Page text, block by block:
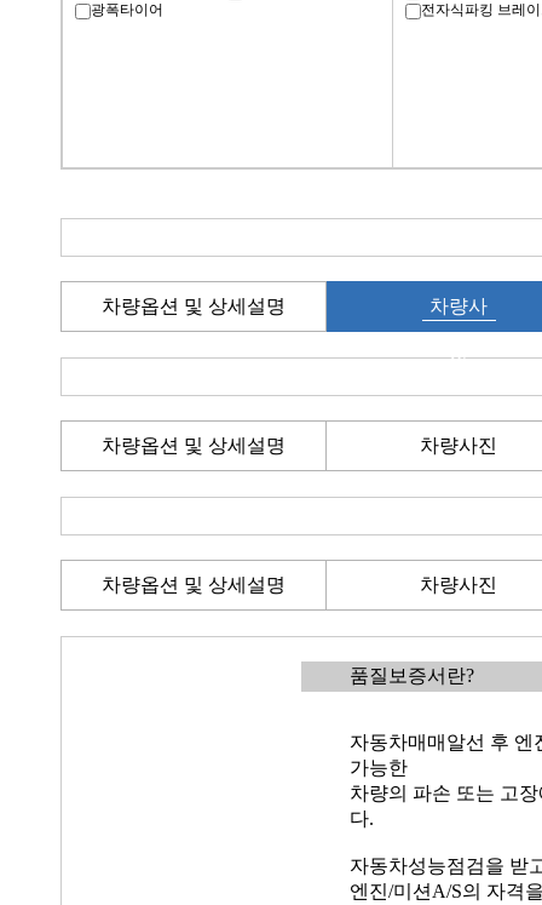
광폭타이어
전자식파킹 브레
차량옵션 및 상세설명 차량사
진
차량옵션 및 상세설명 차량사진
차량옵션 및 상세설명 차량사진
품질보증서란?
자동차매매알선 후 엔
가능한
차량의 파손 또는 고
다.
자동차성능점검을 받
엔진/미션A/S의 자격